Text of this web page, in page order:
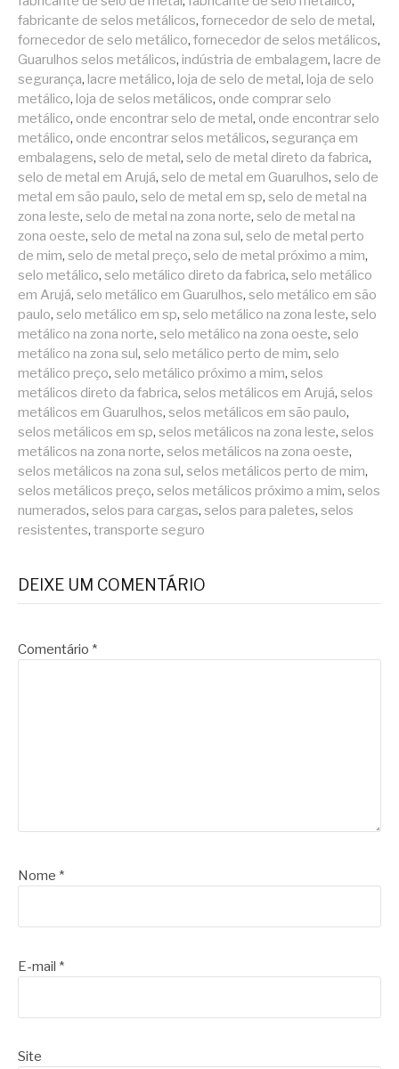
fabricante de selos metálicos, fornecedor de selo de metal,
fornecedor de selo metálico, fornecedor de selos metálicos,
Guarulhos selos metálicos, indústria de embalagem, lacre de
segurança, lacre metálico, loja de selo de metal, loja de selo
metálico, loja de selos metálicos, onde comprar selo
metálico, onde encontrar selo de metal, onde encontrar selo
metálico, onde encontrar selos metálicos, segurança em
embalagens, selo de metal, selo de metal direto da fabrica,
selo de metal em Arujá, selo de metal em Guarulhos, selo de
metal em são paulo, selo de metal em sp, selo de metal na
zona leste, selo de metal na zona norte, selo de metal na
zona oeste, selo de metal na zona sul, selo de metal perto
de mim, selo de metal preço, selo de metal próximo a mim,
selo metálico, selo metálico direto da fabrica, selo metálico
em Arujá, selo metálico em Guarulhos, selo metálico em são
paulo, selo metálico em sp, selo metálico na zona leste, selo
metálico na zona norte, selo metálico na zona oeste, selo
metálico na zona sul, selo metálico perto de mim, selo
metálico preço, selo metálico próximo a mim, selos
metálicos direto da fabrica, selos metálicos em Arujá, selos
metálicos em Guarulhos, selos metálicos em são paulo,
selos metálicos em sp, selos metálicos na zona leste, selos
metálicos na zona norte, selos metálicos na zona oeste,
selos metálicos na zona sul, selos metálicos perto de mim,
selos metálicos preço, selos metálicos próximo a mim, selos
numerados, selos para cargas, selos para paletes, selos
resistentes, transporte seguro
DEIXE UM COMENTÁRIO
Comentário *
Nome *
E-mail *
Site